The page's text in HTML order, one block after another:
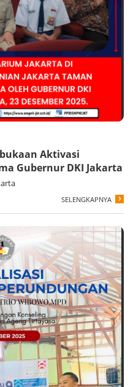
Aktivasi
Gubernur DKI Jakarta
SELENGKAPNYA